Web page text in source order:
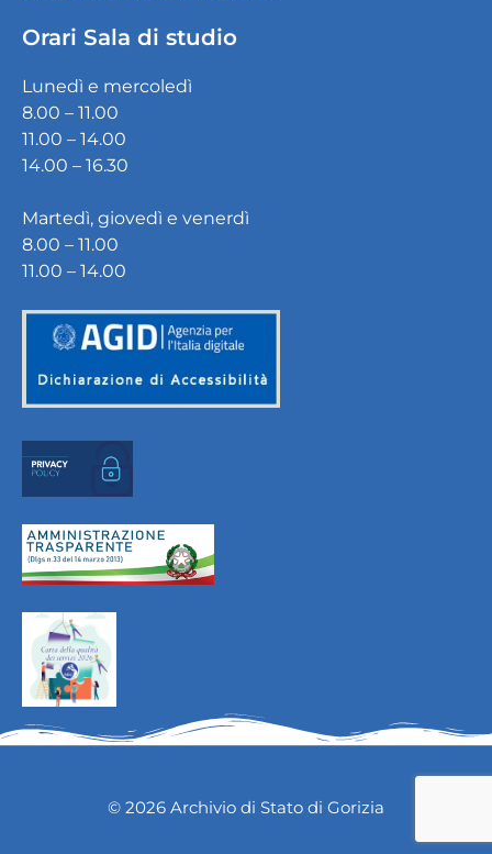
Orari Sala di studio
Lunedì e mercoledì
8.00 – 11.00
11.00 – 14.00
14.00 – 16.30
Martedì, giovedì e venerdì
8.00 – 11.00
11.00 – 14.00
© 2026 Archivio di Stato di Gorizia